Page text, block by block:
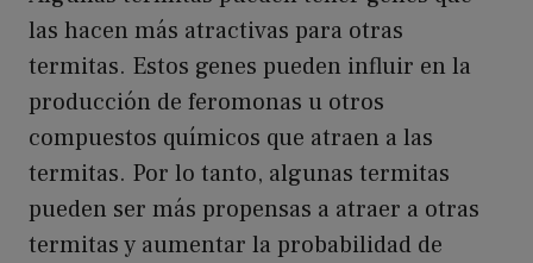
las hacen más atractivas para otras
termitas. Estos genes pueden influir en la
producción de feromonas u otros
compuestos químicos que atraen a las
termitas. Por lo tanto, algunas termitas
pueden ser más propensas a atraer a otras
termitas y aumentar la probabilidad de